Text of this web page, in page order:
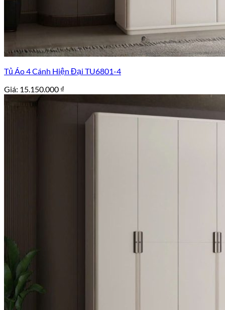
Tủ Áo 4 Cánh Hiện Đại TU6801-4
Giá: 15.150.000 ₫